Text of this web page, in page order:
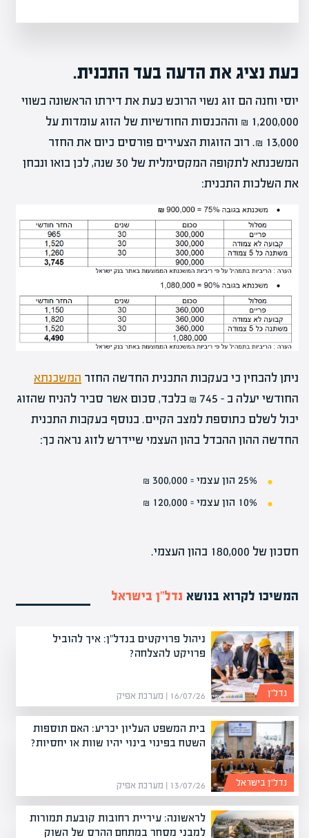
כעת נציג את הדעה בעד התכנית.
יוסי וחנה הם זוג נשוי הרוכש כעת את דירתו הראשונה בשווי
1,200,000 ₪ וההכנסות החודשיות של הזוג עומדות על
13,000 ₪. רוב הזוגות הצעירים פורסים כיום את החזר
המשכנתא לתקופה המקסימלית של 30 שנה, לכן בואו ונבחן
את השלכות התכנית:
ניתן להבחין כי בעקבות התכנית החדשה החזר המשכנתא
החודשי יעלה ב – 745 ₪ בלבד, סכום אשר סביר להניח שהזוג
יכול לשלם כתוספת למצב הקיים. בנוסף בעקבות התכנית
החדשה ההון ההבדל בהון העצמי שיידרש לזוג נראה כך:
25% הון עצמי = 300,000 ₪
10% הון עצמי = 120,000 ₪
חסכון של 180,000 בהון העצמי.
המשיכו לקרוא בנושא נדל”ן בישראל
ניהול פרויקטים בנדל"ן: איך להוביל
פרויקט להצלחה?
16/07/26 | מערכת אפיק נדל”ן
בית המשפט העליון יכריע: האם תוספות
השטח בפינוי בינוי יהיו שוות או יחסיות?
13/07/26 | מערכת אפיק נדל”ן בישראל
לראשונה: עיריית רחובות קובעת תמורות
למבני מסחר במתחם ההרס של השוק